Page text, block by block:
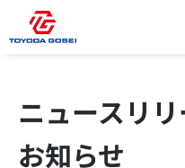
ニュースリリ
お知らせ